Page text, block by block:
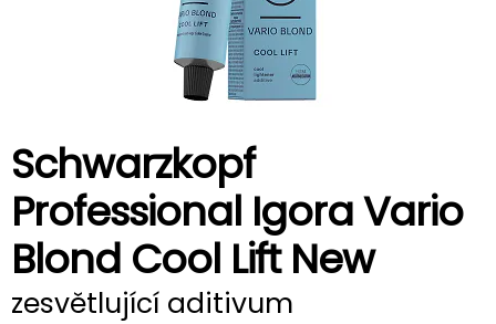
Schwarzkopf
Professional Igora Vario
Blond Cool Lift New
zesvětlující aditivum